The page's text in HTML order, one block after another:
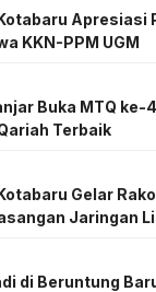
Apresiasi
KKN-PPM UGM
Buka MTQ ke-
Terbaik
Gelar
Jaringan
di Beruntung